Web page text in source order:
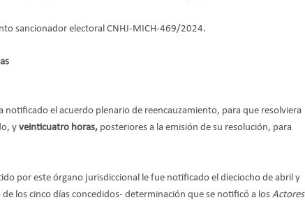
sancionador electoral CNHJ-MICH-469/2024.
notificado el acuerdo plenario de reencauzamiento, para que resolviera
y veinticuatro horas, posteriores a la emisión de su resolución, para
por este órgano jurisdiccional le fue notificado el dieciocho de abril y
los cinco días concedidos- determinación que se notificó a los Actores